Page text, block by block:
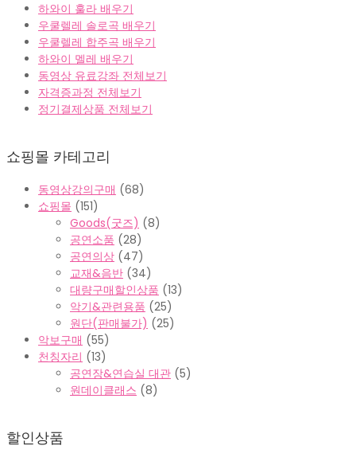
하와이 훌라 배우기
우쿨렐레 솔로곡 배우기
우쿨렐레 합주곡 배우기
하와이 멜레 배우기
동영상 유료강좌 전체보기
자격증과정 전체보기
정기결제상품 전체보기
쇼핑몰 카테고리
동영상강의구매 (68)
쇼핑몰 (151)
Goods(굿즈) (8)
공연소품 (28)
공연의상 (47)
교재&음반 (34)
대량구매할인상품 (13)
악기&관련용품 (25)
원단(판매불가) (25)
악보구매 (55)
천칭자리 (13)
공연장&연습실 대관 (5)
원데이클래스 (8)
할인상품